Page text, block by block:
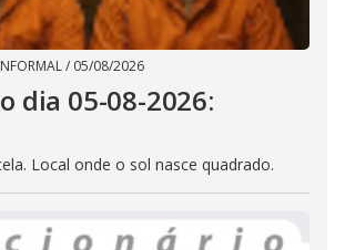
/ 05/08/2026
dia 05-08-2026:
Local onde o sol nasce quadrado.